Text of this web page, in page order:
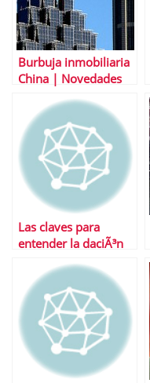
Burbuja inmobiliaria
China | Novedades
compra vivienda
Las claves para
entender la daciÃ³n